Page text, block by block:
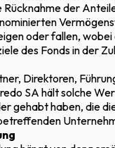
I ist eine
in einer
der
oder fallen,
des Fonds in der
Direktoren,
SA hält solche
gehabt haben, die